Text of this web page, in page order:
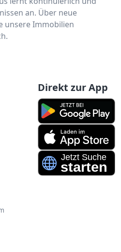
an. Über neue
unsere Immobilien
Direkt zur App